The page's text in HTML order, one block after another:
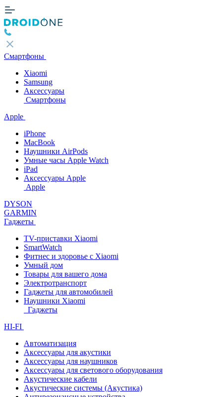
Смартфоны
Xiaomi
Samsung
Аксессуары
Смартфоны
Apple
iPhone
MacBook
Наушники AirPods
Умные часы Apple Watch
iPad
Аксессуары Apple
Apple
DYSON
GARMIN
Гаджеты
TV-приставки Xiaomi
SmartWatch
Фитнес и здоровье с Xiaomi
Умный дом
Товары для вашего дома
Электротранспорт
Гаджеты для автомобилей
Наушники Xiaomi
Гаджеты
HI-FI
Автоматизация
Аксессуары для акустики
Аксессуары для наушников
Аксессуары для светового оборудования
Акустические кабели
Акустические системы (Акустика)